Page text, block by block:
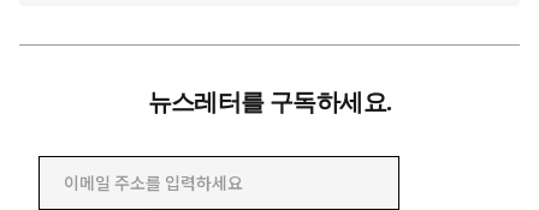
뉴스레터를 구독하세요.